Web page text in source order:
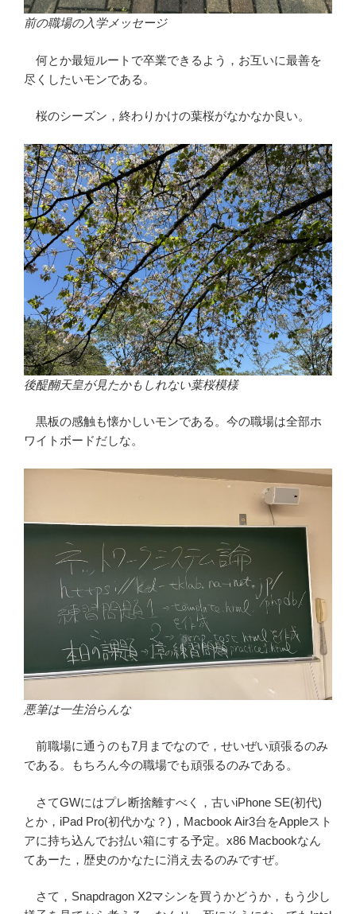
前の職場の入学メッセージ
何とか最短ルートで卒業できるよう，お互いに最善を
尽くしたいモンである。
桜のシーズン，終わりかけの葉桜がなかなか良い。
後醍醐天皇が見たかもしれない葉桜模様
黒板の感触も懐かしいモンである。今の職場は全部ホ
ワイトボードだしな。
悪筆は一生治らんな
前職場に通うのも7月までなので，せいぜい頑張るのみ
である。もちろん今の職場でも頑張るのみである。
さてGWにはプレ断捨離すべく，古いiPhone SE(初代)
とか，iPad Pro(初代かな？)，Macbook Air3台をAppleスト
アに持ち込んでお払い箱にする予定。x86 Macbookなん
てあーた，歴史のかなたに消え去るのみですぜ。
さて，Snapdragon X2マシンを買うかどうか，もう少し